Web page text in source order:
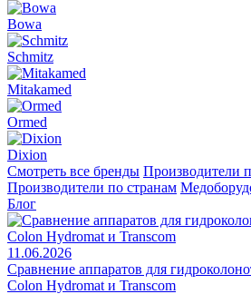
Bowa
Schmitz
Mitakamed
Ormed
Dixion
Смотреть все бренды Производители
Производители по странам
Блог
11.06.2026
Сравнение аппаратов для
Colon Hydromat и Transcom